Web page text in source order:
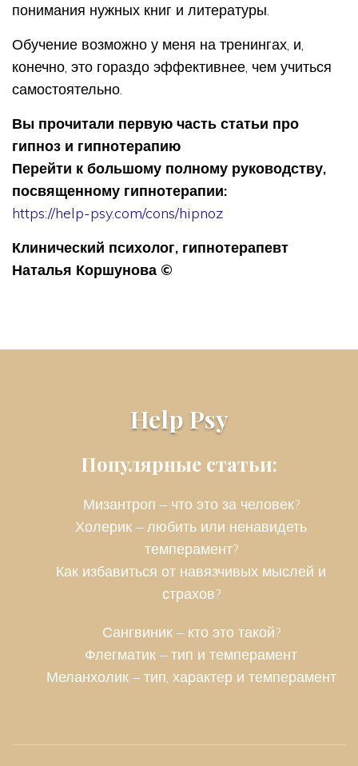
понимания нужных книг и литературы.
Обучение возможно у меня на тренингах, и,
конечно, это гораздо эффективнее, чем учиться
самостоятельно.
Вы прочитали первую часть статьи про
гипноз и гипнотерапию
Перейти к большому полному руководству,
посвященному гипнотерапии:
https://help-psy.com/cons/hipnoz
Клинический психолог, гипнотерапевт
Наталья Коршунова ©
Help Psy
Популярные статьи:
Мизантроп – что это за человек?
Холерик – любить или ненавидеть
темперамент?
Как избавиться от навязчивых мыслей и
страхов?
Сангвиник – кто это такой?
Флегматик – тип и темперамент
Меланхолик – тип, характер и темперамент